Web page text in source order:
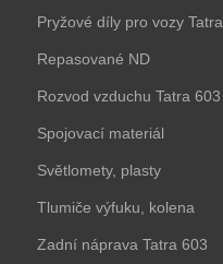
Pryžové díly pro vozy Tatra
603
Repasované ND
Rozvod vzduchu Tatra 603
Spojovací materiál
Světlomety, plasty
Tlumiče výfuku, kolena
Zadní náprava Tatra 603